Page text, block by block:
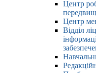
Центр
Центр
Відділ